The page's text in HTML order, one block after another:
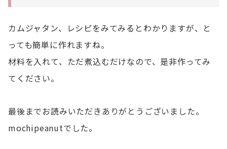
カムジャタン、レシピをみてみるとわかりますが、と
っても簡単に作れますね。
材料を入れて、ただ煮込むだけなので、是非作ってみ
てください。
最後までお読みいただきありがとうございました。
mochipeanutでした。